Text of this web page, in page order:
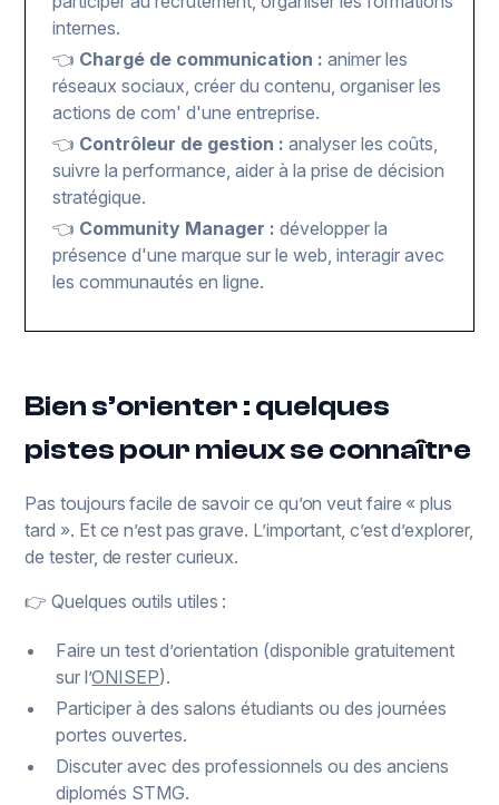
internes.
👈 Chargé de communication : animer les
réseaux sociaux, créer du contenu, organiser les
actions de com' d'une entreprise.
👈 Contrôleur de gestion : analyser les coûts,
suivre la performance, aider à la prise de décision
stratégique.
👈 Community Manager : développer la
présence d'une marque sur le web, interagir avec
les communautés en ligne.
Bien s’orienter : quelques
pistes pour mieux se connaître
Pas toujours facile de savoir ce qu’on veut faire « plus
tard ». Et ce n’est pas grave. L’important, c’est d’explorer,
de tester, de rester curieux.
👉 Quelques outils utiles :
Faire un test d’orientation (disponible gratuitement
sur l’ONISEP).
Participer à des salons étudiants ou des journées
portes ouvertes.
Discuter avec des professionnels ou des anciens
diplomés STMG.